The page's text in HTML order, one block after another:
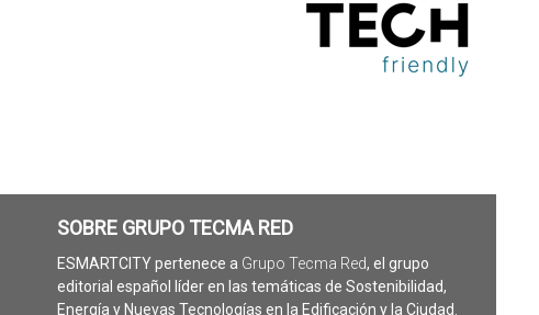
SOBRE GRUPO TECMA RED
ESMARTCITY pertenece a Grupo Tecma Red, el grupo
editorial español líder en las temáticas de Sostenibilidad,
Energía y Nuevas Tecnologías en la Edificación y la Ciudad.